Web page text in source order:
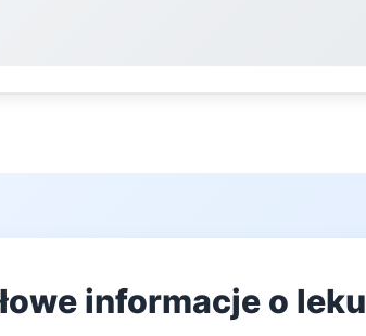
informacje o leku